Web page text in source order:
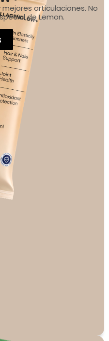
articulaciones. No
de Lemon.